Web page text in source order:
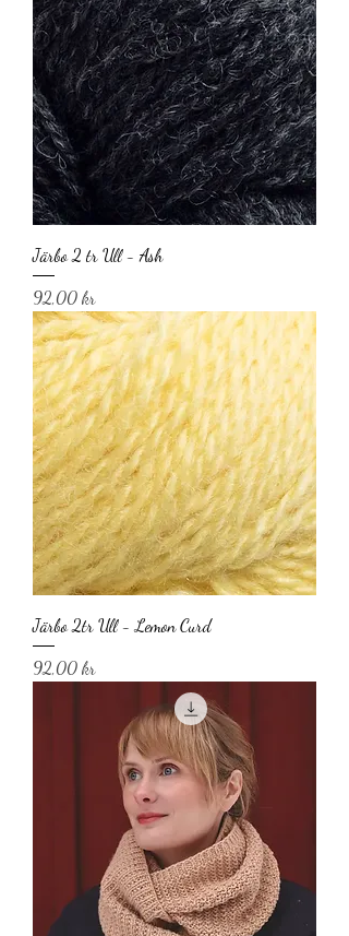
Järbo 2 tr Ull - Ash
Pris
92,00 kr
Järbo 2tr Ull - Lemon Curd
Pris
92,00 kr